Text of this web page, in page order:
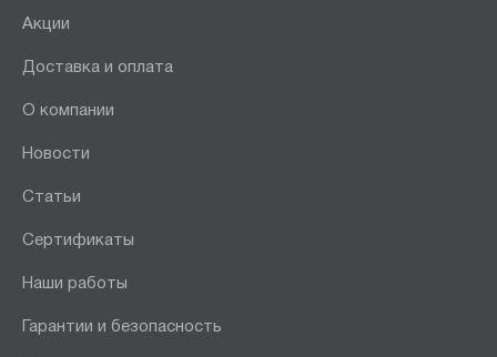
Акции
Доставка и оплата
О компании
Новости
Статьи
Сертификаты
Наши работы
Гарантии и безопасность